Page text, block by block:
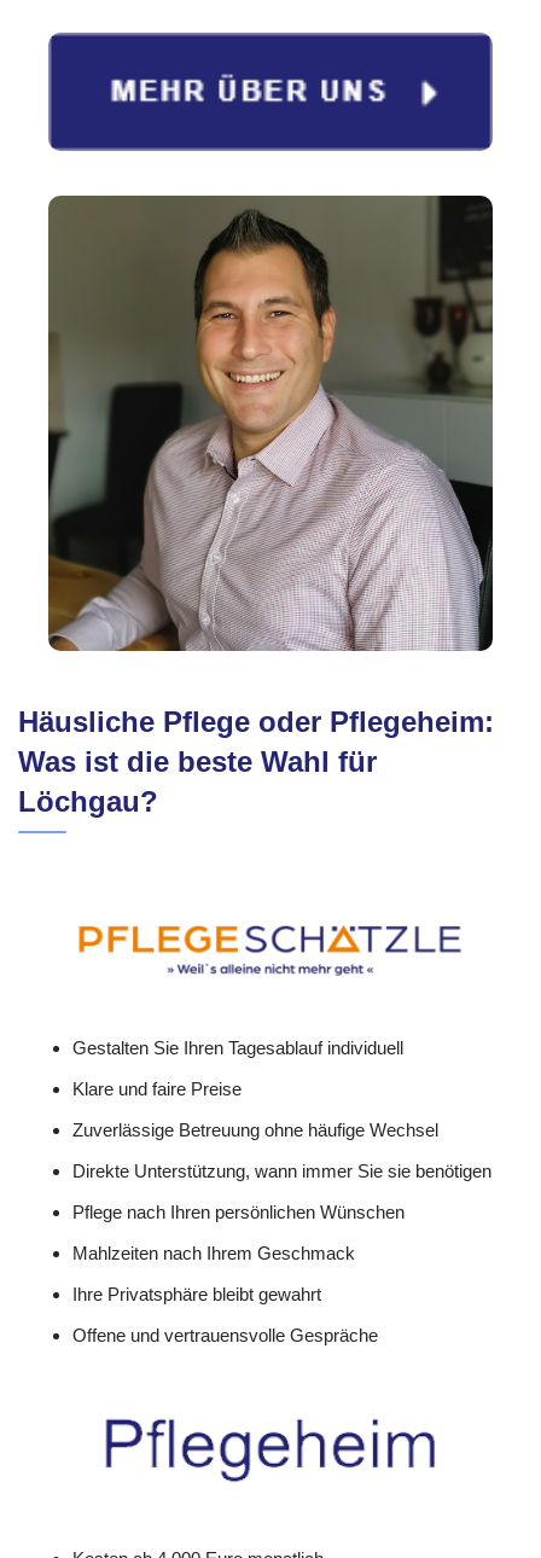
Häusliche Pflege oder Pflegeheim:
Was ist die beste Wahl für
Löchgau?
Gestalten Sie Ihren Tagesablauf individuell
Klare und faire Preise
Zuverlässige Betreuung ohne häufige Wechsel
Direkte Unterstützung, wann immer Sie sie benötigen
Pflege nach Ihren persönlichen Wünschen
Mahlzeiten nach Ihrem Geschmack
Ihre Privatsphäre bleibt gewahrt
Offene und vertrauensvolle Gespräche